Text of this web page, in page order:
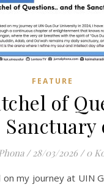
FEATURE
of
/ 28/03/2026 / 0